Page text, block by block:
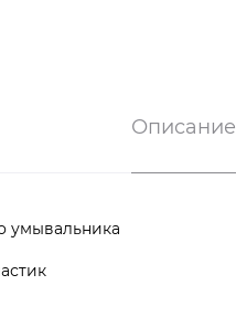
Описание
умывальника